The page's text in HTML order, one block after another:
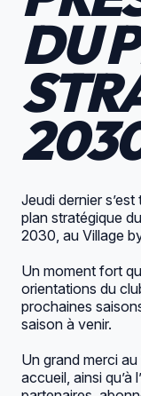
DU
Jeudi dernier
plan stratégique
2030, au Village
Un moment fort
orientations du
prochaines
saison à venir.
Un grand merci au
accueil, ainsi qu’à